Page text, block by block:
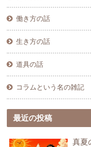
働き方の話
生き方の話
道具の話
コラムという名の雑記
最近の投稿
真夏